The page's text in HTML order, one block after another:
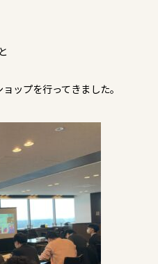
ップを行ってきました。